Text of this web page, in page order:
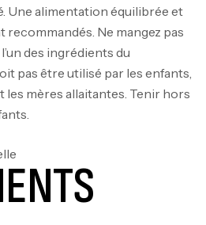
Une alimentation équilibrée et
recommandés. Ne mangez pas
des ingrédients du
pas être utilisé par les enfants,
les mères allaitantes. Tenir hors